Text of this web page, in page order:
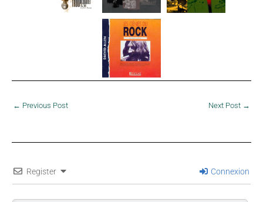
← Previous Post Next Post →
Register Connexion